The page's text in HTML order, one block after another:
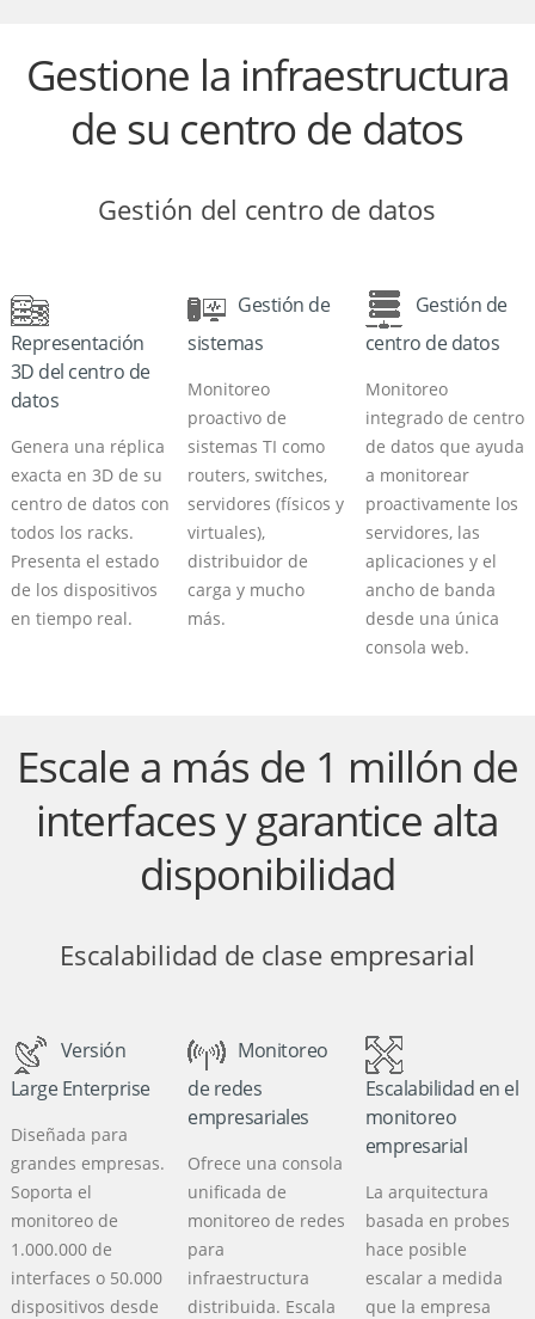
Gestione la infraestructura
de su centro de datos
Gestión del centro de datos
Representación
3D del centro de
datos
Genera una réplica
exacta en 3D de su
centro de datos con
todos los racks.
Presenta el estado
de los dispositivos
en tiempo real.
Gestión de
sistemas
Monitoreo
proactivo de
sistemas TI como
routers, switches,
servidores (físicos y
virtuales),
distribuidor de
carga y mucho
más.
Gestión de
centro de datos
Monitoreo
integrado de centro
de datos que ayuda
a monitorear
proactivamente los
servidores, las
aplicaciones y el
ancho de banda
desde una única
consola web.
Escale a más de 1 millón de
interfaces y garantice alta
disponibilidad
Escalabilidad de clase empresarial
Versión
Large Enterprise
Diseñada para
grandes empresas.
Soporta el
monitoreo de
1.000.000 de
interfaces o 50.000
dispositivos desde
Monitoreo
de redes
empresariales
Ofrece una consola
unificada de
monitoreo de redes
para
infraestructura
distribuida. Escala
Escalabilidad en el
monitoreo
empresarial
La arquitectura
basada en probes
hace posible
escalar a medida
que la empresa